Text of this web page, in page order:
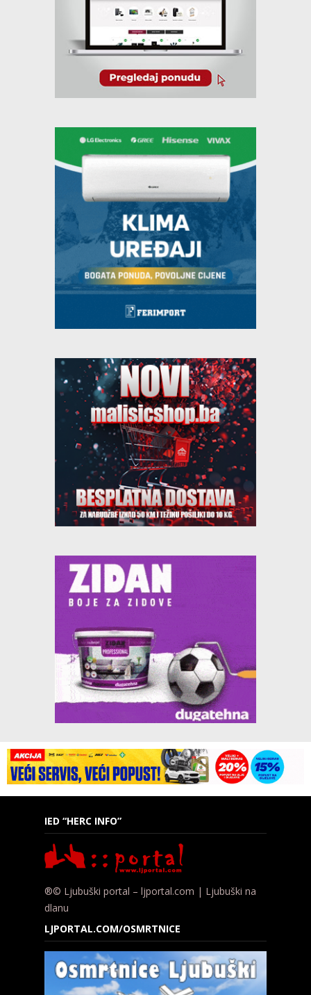
IED “HERC INFO”
®© Ljubuški portal – ljportal.com | Ljubuški na
dlanu
LJPORTAL.COM/OSMRTNICE